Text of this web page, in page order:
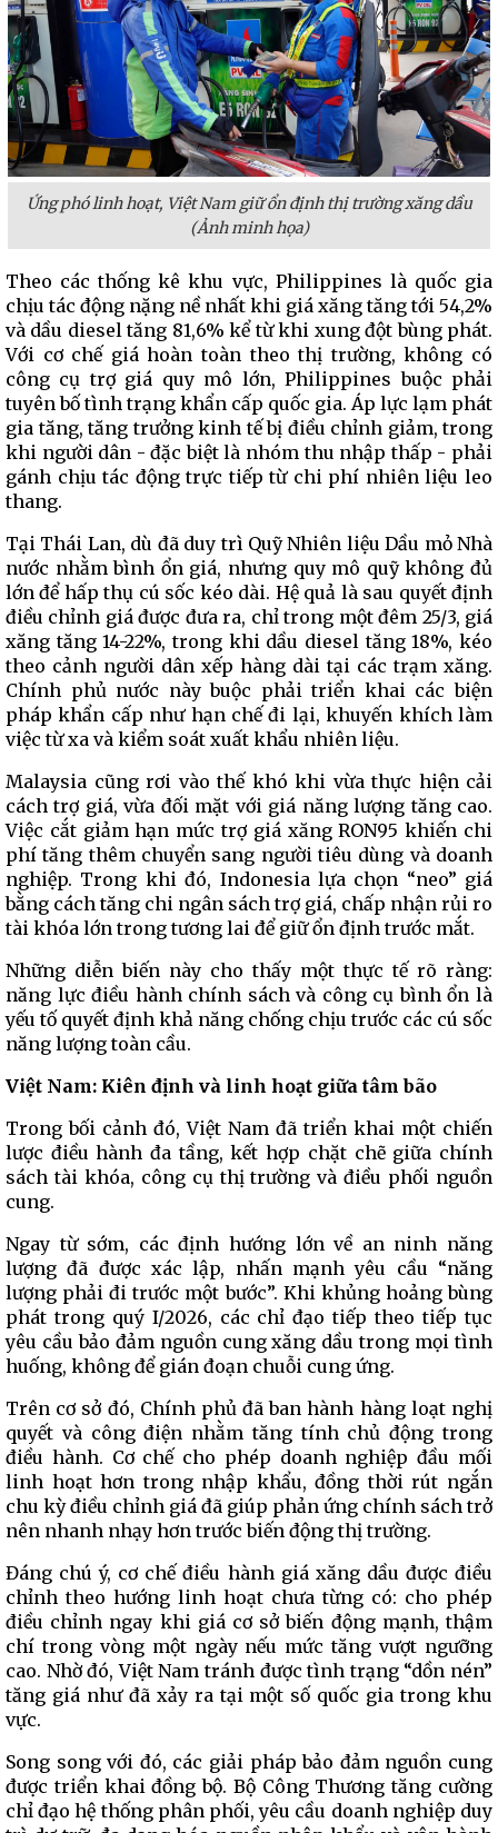
Ứng phó linh hoạt, Việt Nam giữ ổn định thị trường xăng dầu
(Ảnh minh họa)
Theo các thống kê khu vực, Philippines là quốc gia
chịu tác động nặng nề nhất khi giá xăng tăng tới 54,2%
và dầu diesel tăng 81,6% kể từ khi xung đột bùng phát.
Với cơ chế giá hoàn toàn theo thị trường, không có
công cụ trợ giá quy mô lớn, Philippines buộc phải
tuyên bố tình trạng khẩn cấp quốc gia. Áp lực lạm phát
gia tăng, tăng trưởng kinh tế bị điều chỉnh giảm, trong
khi người dân - đặc biệt là nhóm thu nhập thấp - phải
gánh chịu tác động trực tiếp từ chi phí nhiên liệu leo
thang.
Tại Thái Lan, dù đã duy trì Quỹ Nhiên liệu Dầu mỏ Nhà
nước nhằm bình ổn giá, nhưng quy mô quỹ không đủ
lớn để hấp thụ cú sốc kéo dài. Hệ quả là sau quyết định
điều chỉnh giá được đưa ra, chỉ trong một đêm 25/3, giá
xăng tăng 14-22%, trong khi dầu diesel tăng 18%, kéo
theo cảnh người dân xếp hàng dài tại các trạm xăng.
Chính phủ nước này buộc phải triển khai các biện
pháp khẩn cấp như hạn chế đi lại, khuyến khích làm
việc từ xa và kiểm soát xuất khẩu nhiên liệu.
Malaysia cũng rơi vào thế khó khi vừa thực hiện cải
cách trợ giá, vừa đối mặt với giá năng lượng tăng cao.
Việc cắt giảm hạn mức trợ giá xăng RON95 khiến chi
phí tăng thêm chuyển sang người tiêu dùng và doanh
nghiệp. Trong khi đó, Indonesia lựa chọn “neo” giá
bằng cách tăng chi ngân sách trợ giá, chấp nhận rủi ro
tài khóa lớn trong tương lai để giữ ổn định trước mắt.
Những diễn biến này cho thấy một thực tế rõ ràng:
năng lực điều hành chính sách và công cụ bình ổn là
yếu tố quyết định khả năng chống chịu trước các cú sốc
năng lượng toàn cầu.
Việt Nam: Kiên định và linh hoạt giữa tâm bão
Trong bối cảnh đó, Việt Nam đã triển khai một chiến
lược điều hành đa tầng, kết hợp chặt chẽ giữa chính
sách tài khóa, công cụ thị trường và điều phối nguồn
cung.
Ngay từ sớm, các định hướng lớn về an ninh năng
lượng đã được xác lập, nhấn mạnh yêu cầu “năng
lượng phải đi trước một bước”. Khi khủng hoảng bùng
phát trong quý I/2026, các chỉ đạo tiếp theo tiếp tục
yêu cầu bảo đảm nguồn cung xăng dầu trong mọi tình
huống, không để gián đoạn chuỗi cung ứng.
Trên cơ sở đó, Chính phủ đã ban hành hàng loạt nghị
quyết và công điện nhằm tăng tính chủ động trong
điều hành. Cơ chế cho phép doanh nghiệp đầu mối
linh hoạt hơn trong nhập khẩu, đồng thời rút ngắn
chu kỳ điều chỉnh giá đã giúp phản ứng chính sách trở
nên nhanh nhạy hơn trước biến động thị trường.
Đáng chú ý, cơ chế điều hành giá xăng dầu được điều
chỉnh theo hướng linh hoạt chưa từng có: cho phép
điều chỉnh ngay khi giá cơ sở biến động mạnh, thậm
chí trong vòng một ngày nếu mức tăng vượt ngưỡng
cao. Nhờ đó, Việt Nam tránh được tình trạng “dồn nén”
tăng giá như đã xảy ra tại một số quốc gia trong khu
vực.
Song song với đó, các giải pháp bảo đảm nguồn cung
được triển khai đồng bộ. Bộ Công Thương tăng cường
chỉ đạo hệ thống phân phối, yêu cầu doanh nghiệp duy